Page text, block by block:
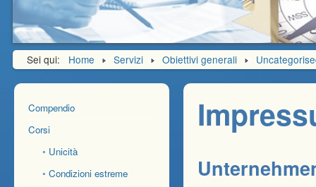
Sei qui: Home Servizi Obiettivi generali
Compendio
Corsi
◦ Unicità
◦ Condizioni estreme